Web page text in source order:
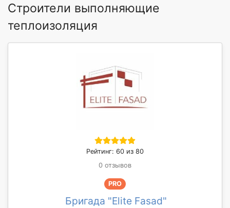
Строители выполняющие
теплоизоляция
Рейтинг: 60 из 80
0 отзывов
PRO
Бригада "Elite Fasad"